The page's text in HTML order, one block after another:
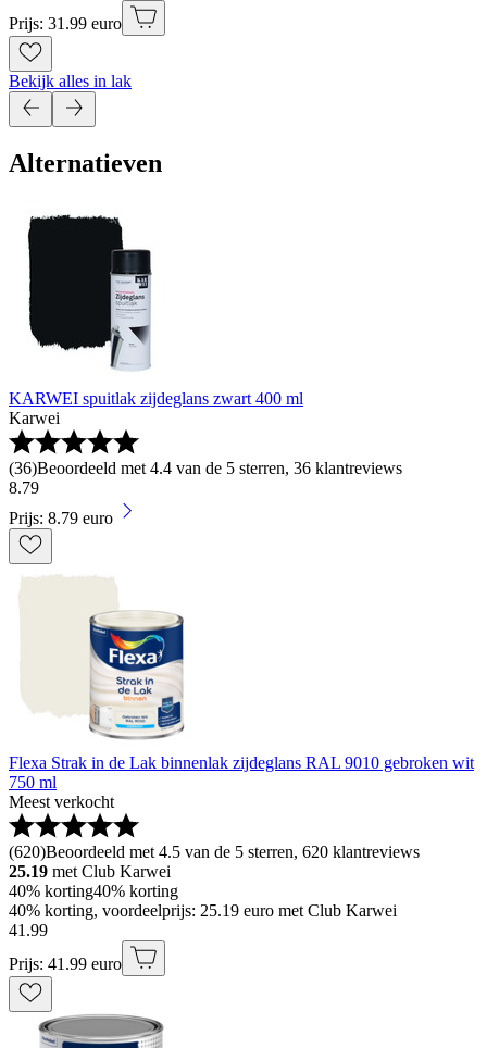
Prijs: 31.99 euro
Bekijk alles in lak
Alternatieven
KARWEI spuitlak zijdeglans zwart 400 ml
Karwei
(36)Beoordeeld met 4.4 van de 5 sterren, 36 klantreviews
8.79
Prijs: 8.79 euro
Flexa Strak in de Lak binnenlak zijdeglans RAL 9010 gebroken wit
750 ml
Meest verkocht
(620)Beoordeeld met 4.5 van de 5 sterren, 620 klantreviews
25.19 met Club Karwei
40% korting40% korting
40% korting, voordeelprijs: 25.19 euro met Club Karwei
41 .99
Prijs: 41.99 euro